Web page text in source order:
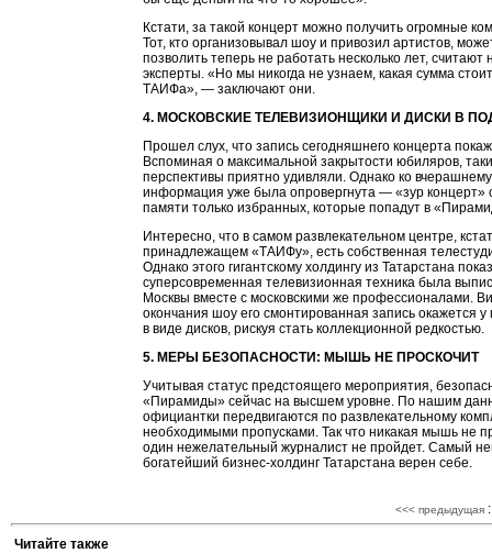
Кстати, за такой концерт можно получить огромные
Тот, кто организовывал шоу и привозил артистов,
позволить теперь не работать несколько лет, считают
эксперты. «Но мы никогда не узнаем, какая сумма
ТАИФа», — заключают они.
4. МОСКОВСКИЕ ТЕЛЕВИЗИОНЩИКИ И ДИСКИ В
Прошел слух, что запись сегодняшнего концерта
Вспоминая о максимальной закрытости юбиляров,
перспективы приятно удивляли. Однако ко
информация уже была опровергнута — «зур концерт»
памяти только избранных, которые попадут в
Интересно, что в самом развлекательном центре,
принадлежащем «ТАИФу», есть собственная
Однако этого гигантскому холдингу из Татарстана
суперсовременная телевизионная техника была
Москвы вместе с московскими же профессионалами.
окончания шоу его смонтированная запись окажется у
в виде дисков, рискуя стать коллекционной редкостью.
5. МЕРЫ БЕЗОПАСНОСТИ: МЫШЬ НЕ ПРОСКОЧИТ
Учитывая статус предстоящего мероприятия,
«Пирамиды» сейчас на высшем уровне. По нашим
официантки передвигаются по развлекательному
необходимыми пропусками. Так что никакая мышь не
один нежелательный журналист не пройдет. Самый
богатейший бизнес-холдинг Татарстана верен себе.
<<< предыдущая
Читайте также